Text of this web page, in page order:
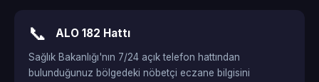
📞 ALO 182 Hattı
Sağlık Bakanlığı'nın 7/24 açık telefon hattından
bulunduğunuz bölgedeki nöbetçi eczane bilgisini